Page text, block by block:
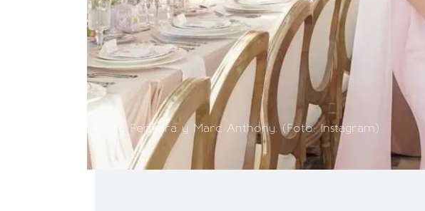
Nadia Ferreira y Marc Anthony. (Foto: Instagram)